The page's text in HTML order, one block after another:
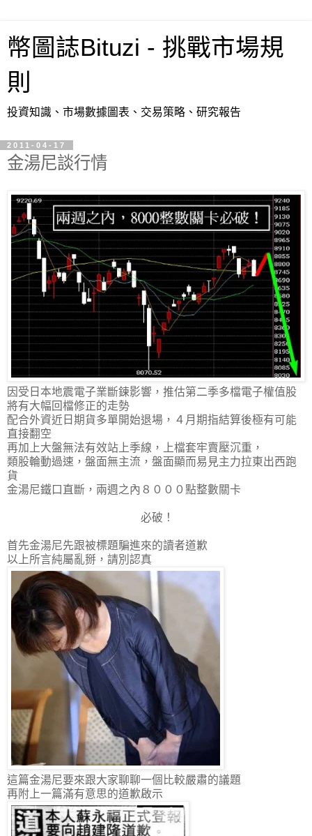
幣圖誌Bituzi - 挑戰市場規
則
投資知識、市場數據圖表、交易策略、研究報告
2011-04-17
金湯尼談行情
因受日本地震電子業斷鍊影響，推估第二季多檔電子權值股
將有大幅回檔修正的走勢
配合外資近日期貨多單開始退場，４月期指結算後極有可能
直接翻空
再加上大盤無法有效站上季線，上檔套牢賣壓沉重，
類股輪動過速，盤面無主流，盤面顯而易見主力拉東出西跑
貨
金湯尼鐵口直斷，兩週之內８０００點整數關卡
必破！
首先金湯尼先跟被標題騙進來的讀者道歉
以上所言純屬亂掰，請別認真
這篇金湯尼要來跟大家聊聊一個比較嚴肅的議題
再附上一篇滿有意思的道歉啟示